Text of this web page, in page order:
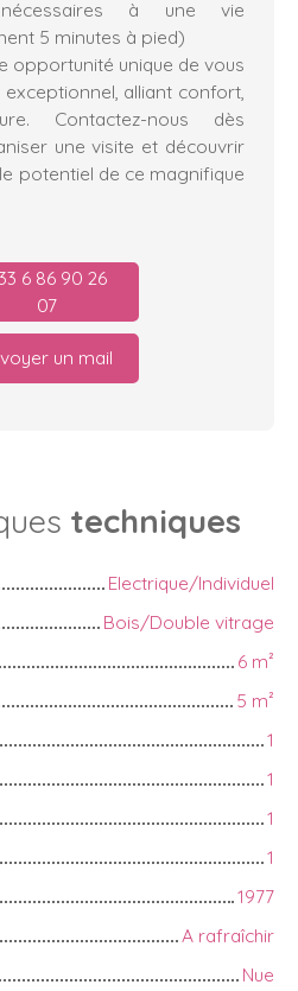
à une vie
5 minutes à pied)
opportunité unique de vous
alliant confort,
Contactez-nous dès
une visite et découvrir
potentiel de ce magnifique
6 86 90 26
07
un mail
techniques
Electrique/Individuel
Bois/Double vitrage
6 m²
5 m²
1
1
1
1
1977
A rafraîchir
Nue